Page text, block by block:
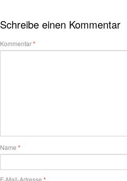
Schreibe einen Kommentar
Kommentar*
Name *